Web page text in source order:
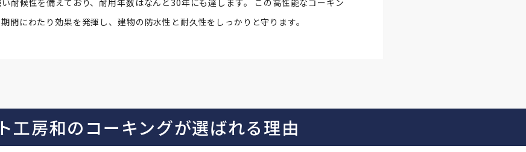
耐候性を備えており、耐用年数はなんと30年にも達します。 この高性能なコーキン
間にわたり効果を発揮し、建物の防水性と耐久性をしっかりと守ります。
工房和の コーキングが選ばれる理由